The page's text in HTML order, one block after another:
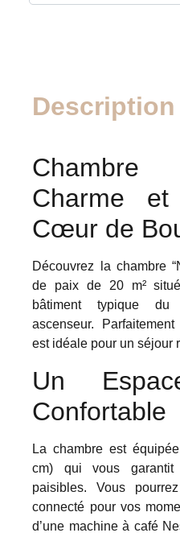
Description
Charme
Cœur de
Découvrez la chambre
de paix de 20 m²
bâtiment typique
ascenseur.
est idéale pour un séjour
Un
Confortable
La chambre est
cm) qui vous
paisibles. Vous
connecté pour vos
d’une machine à café